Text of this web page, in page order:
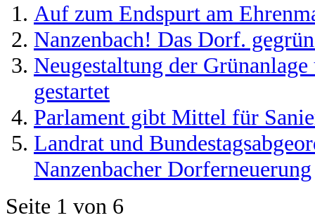
Auf zum Endspurt am
Nanzenbach! Das Dorf.
Neugestaltung der
gestartet
Parlament gibt Mittel für
Landrat und
Nanzenbacher Dorferneuerung
Seite 1 von 6